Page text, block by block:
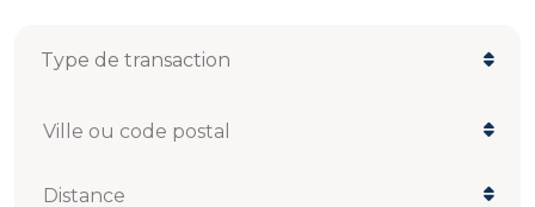
Ville ou code postal
Distance